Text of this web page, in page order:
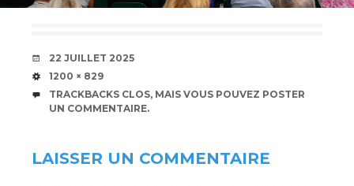
DATE
22 JUILLET 2025
TAILLE
1200 × 829
TRACKBACKS CLOS, MAIS VOUS POUVEZ POSTER
UN COMMENTAIRE.
LAISSER UN COMMENTAIRE